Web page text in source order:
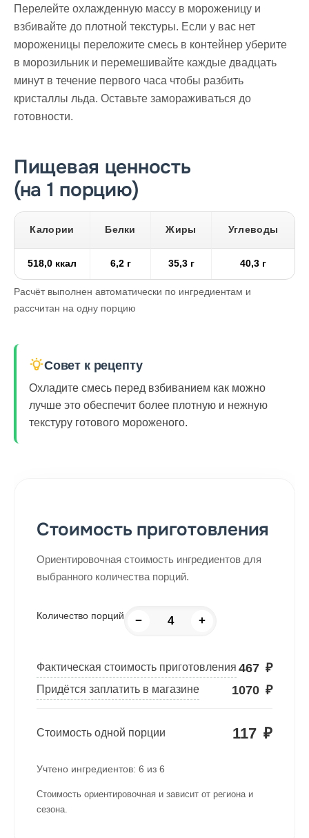
Перелейте охлажденную массу в мороженицу и
взбивайте до плотной текстуры. Если у вас нет
мороженицы переложите смесь в контейнер уберите
в морозильник и перемешивайте каждые двадцать
минут в течение первого часа чтобы разбить
кристаллы льда. Оставьте замораживаться до
готовности.
Пищевая ценность
(на 1 порцию)
Калории Белки Жиры Углеводы
518,0 ккал 6,2 г 35,3 г 40,3 г
Расчёт выполнен автоматически по ингредиентам и
рассчитан на одну порцию
Совет к рецепту
Охладите смесь перед взбиванием как можно
лучше это обеспечит более плотную и нежную
текстуру готового мороженого.
Стоимость приготовления
Ориентировочная стоимость ингредиентов для
выбранного количества порций.
Количество порций − +
Фактическая стоимость приготовления 467 ₽
Придётся заплатить в магазине 1070 ₽
Стоимость одной порции 117 ₽
Учтено ингредиентов: 6 из 6
Стоимость ориентировочная и зависит от региона и
сезона.